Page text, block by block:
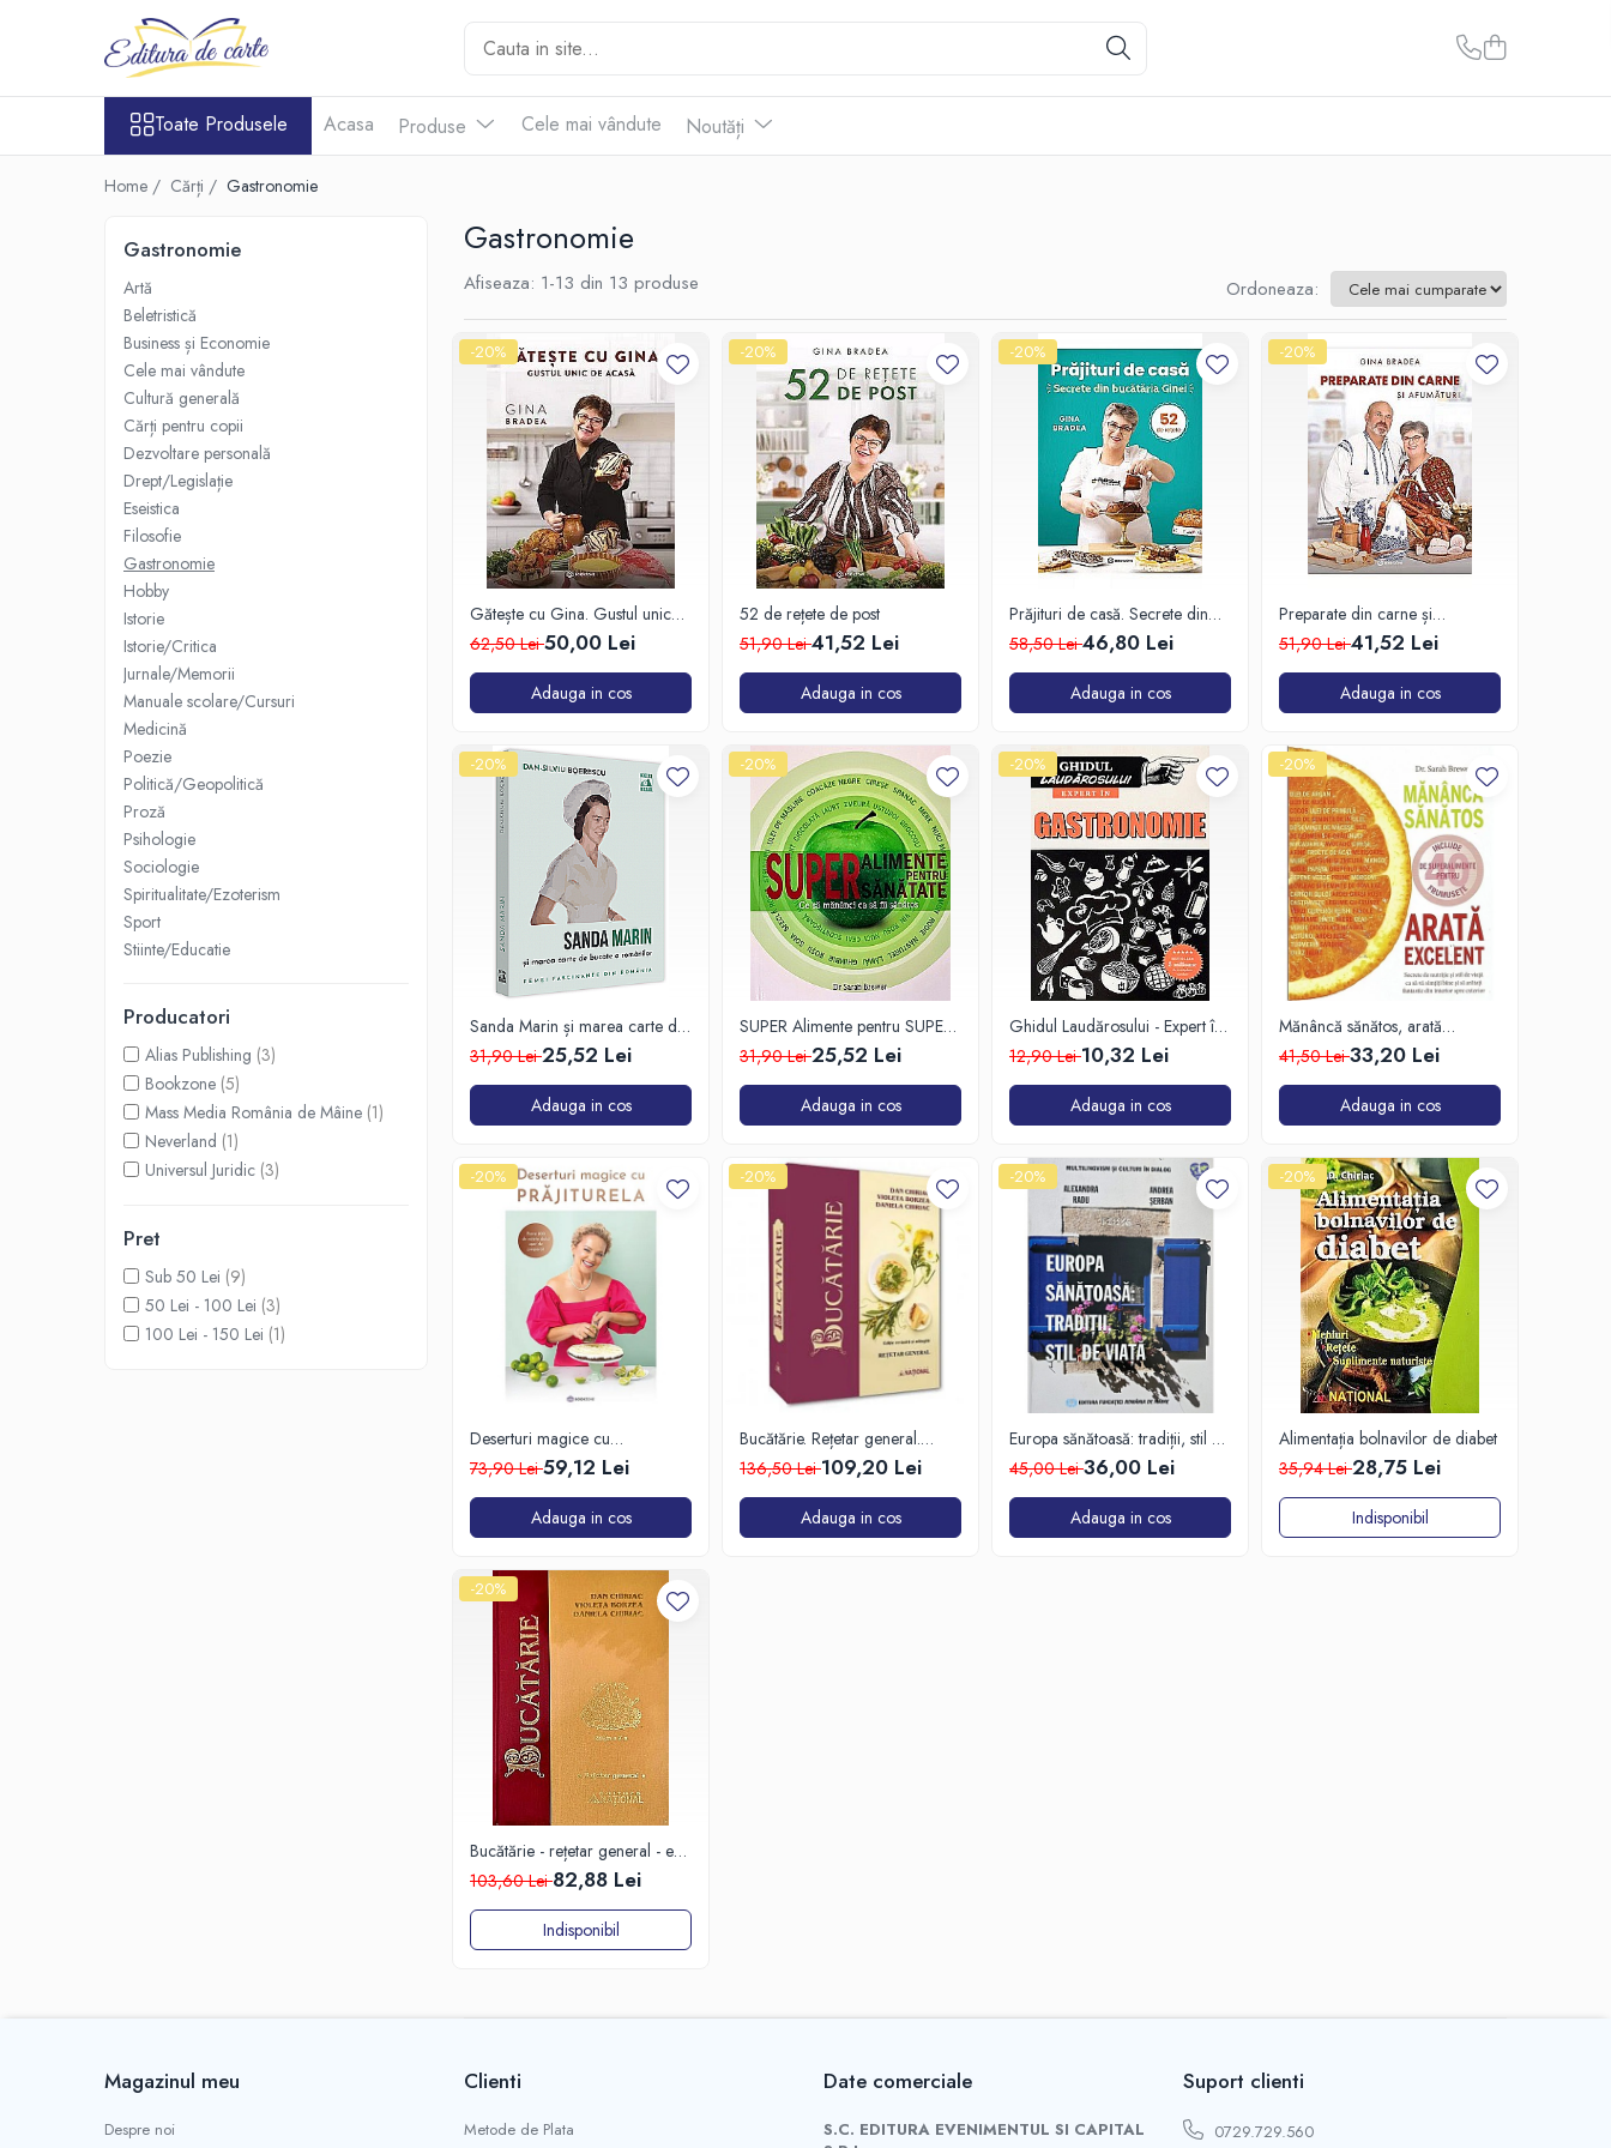
Toate Produsele
Capital
Evenimentul Zilei
Business și Economie
Cele mai vândute
Cultură generală
Cărți pentru copii
Dezvoltare personală
Drept/Legislație
Istorie/Critica
Jurnale/Memorii
Manuale scolare/Cursuri
Politică/Geopolitică
Spiritualitate/Ezoterism
Stiinte/Educatie
Comunicate
Reviste
Toate Produsele Acasa Produse Cele mai vândute Noutăți
Home / Cărți / Gastronomie
Gastronomie
Gastronomie
Artă
Beletristică
Business și Economie
Cele mai vândute
Cultură generală
Cărți pentru copii
Dezvoltare personală
Drept/Legislație
Eseistica
Filosofie
Gastronomie
Hobby
Istorie
Istorie/Critica
Jurnale/Memorii
Manuale scolare/Cursuri
Medicină
Poezie
Politică/Geopolitică
Proză
Psihologie
Sociologie
Spiritualitate/Ezoterism
Sport
Stiinte/Educatie
Producatori
Alias Publishing (3)
Bookzone (5)
Mass Media România de Mâine (1)
Neverland (1)
Universul Juridic (3)
Pret
Sub 50 Lei (9)
50 Lei - 100 Lei (3)
100 Lei - 150 Lei (1)
Afiseaza: 1-13 din 13 produse Ordoneaza:
-20%
Gătește cu Gina. Gustul unic
de acasă
62,50 Lei50,00 Lei
Adauga in cos
-20%
52 de rețete de post
51,90 Lei41,52 Lei
Adauga in cos
-20%
Prăjituri de casă. Secrete din
bucataria Ginei
58,50 Lei46,80 Lei
Adauga in cos
-20%
Preparate din carne și
afumături
51,90 Lei41,52 Lei
Adauga in cos
-20%
Sanda Marin și marea carte de
bucate a românilor
31,90 Lei25,52 Lei
Adauga in cos
-20%
SUPER Alimente pentru SUPER
sănătate
31,90 Lei25,52 Lei
Adauga in cos
-20%
Ghidul Laudărosului - Expert în
GASTRONOMIE
12,90 Lei10,32 Lei
Adauga in cos
-20%
Mănâncă sănătos, arată
excelent
41,50 Lei33,20 Lei
Adauga in cos
-20%
Deserturi magice cu
PRĂJITURELA
73,90 Lei59,12 Lei
Adauga in cos
-20%
Bucătărie. Rețetar general.
Ediție revizuită și adăugită
136,50 Lei109,20 Lei
Adauga in cos
-20%
Europa sănătoasă: tradiții, stil de
viață
45,00 Lei36,00 Lei
Adauga in cos
-20%
Alimentația bolnavilor de diabet
35,94 Lei28,75 Lei
Indisponibil
-20%
Bucătărie - rețetar general - ed.
a X-a
103,60 Lei82,88 Lei
Indisponibil
Magazinul meu
Despre noi
Clienti
Metode de Plata
Date comerciale
S.C. EDITURA EVENIMENTUL SI CAPITAL
Suport clienti
0729.729.560